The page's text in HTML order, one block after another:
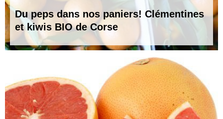
Du peps dans nos paniers! Clémentines
et kiwis BIO de Corse